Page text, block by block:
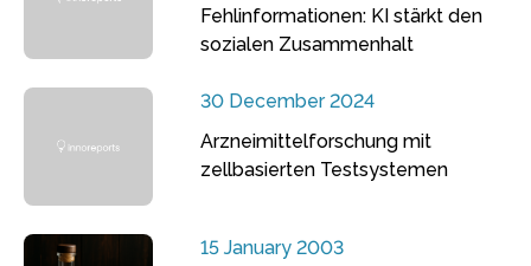
Fehlinformationen: KI stärkt den
sozialen Zusammenhalt
30 December 2024
Arzneimittelforschung mit
zellbasierten Testsystemen
15 January 2003